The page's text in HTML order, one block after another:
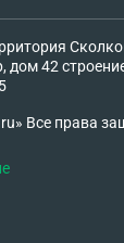
дом 42
Все права